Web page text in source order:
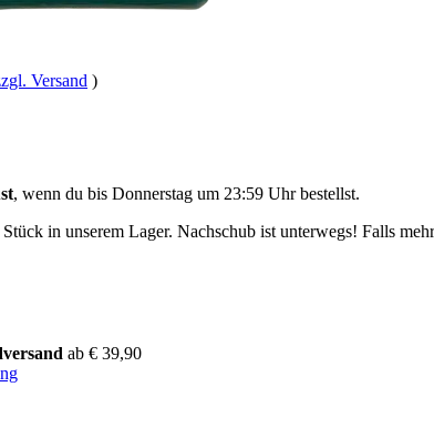
Versand )
, wenn du bis Donnerstag um 23:59 Uhrbestellst.
in unserem Lager. Nachschub ist unterwegs! Falls
ab € 39,90